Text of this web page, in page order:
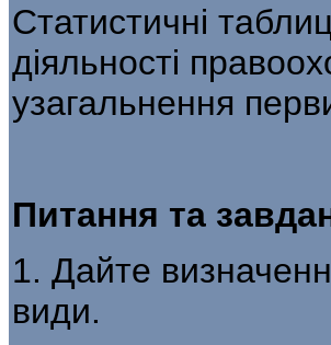
Статистичні
діяльності
узагальнення
Питання та
1. Дайте
види.